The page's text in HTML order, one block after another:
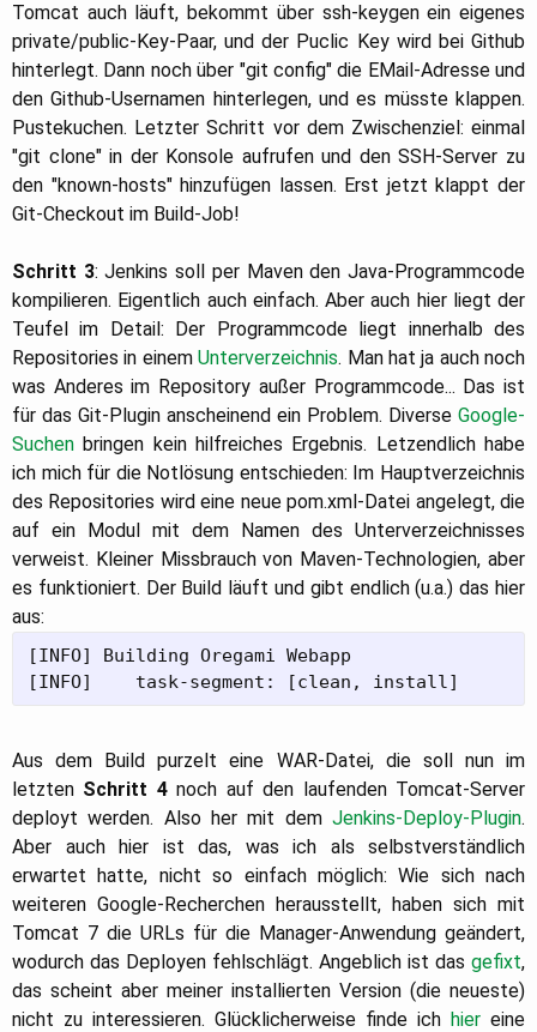
Tomcat auch läuft, bekommt über ssh-keygen ein eigenes
private/public-Key-Paar, und der Puclic Key wird bei Github
hinterlegt. Dann noch über "git config" die EMail-Adresse und
den Github-Usernamen hinterlegen, und es müsste klappen.
Pustekuchen. Letzter Schritt vor dem Zwischenziel: einmal
"git clone" in der Konsole aufrufen und den SSH-Server zu
den "known-hosts" hinzufügen lassen. Erst jetzt klappt der
Git-Checkout im Build-Job!
Schritt 3: Jenkins soll per Maven den Java-Programmcode
kompilieren. Eigentlich auch einfach. Aber auch hier liegt der
Teufel im Detail: Der Programmcode liegt innerhalb des
Repositories in einemUnterverzeichnis. Man hat ja auch noch
was Anderes im Repository außer Programmcode... Das ist
für das Git-Plugin anscheinend ein Problem. Diverse Google-
Suchen bringen kein hilfreiches Ergebnis. Letzendlich habe
ich mich für die Notlösung entschieden: Im Hauptverzeichnis
des Repositories wird eine neue pom.xml-Datei angelegt, die
auf ein Modul mit dem Namen des Unterverzeichnisses
verweist. Kleiner Missbrauch von Maven-Technologien, aber
es funktioniert. Der Build läuft und gibt endlich (u.a.) das hier
aus:
[INFO] Building Oregami Webapp
[INFO]    task-segment: [clean, install]
Aus dem Build purzelt eine WAR-Datei, die soll nun im
letzten Schritt 4noch auf den laufenden Tomcat-Server
deployt werden. Also her mit dem Jenkins-Deploy-Plugin.
Aber auch hier ist das, was ich als selbstverständlich
erwartet hatte, nicht so einfach möglich: Wie sich nach
weiteren Google-Recherchen herausstellt, haben sich mit
Tomcat 7 die URLs für die Manager-Anwendung geändert,
wodurch das Deployen fehlschlägt. Angeblich ist das gefixt,
das scheint aber meiner installierten Version (die neueste)
nicht zu interessieren. Glücklicherweise finde ich hier eine